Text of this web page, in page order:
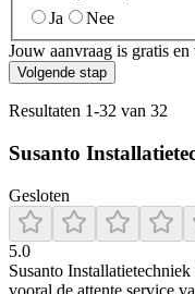
Ja
Nee
Jouw aanvraag is gratis
Volgende stap
Resultaten 1-32 van 32
Susanto
Gesloten
5.0
Susanto
vooral de attente service